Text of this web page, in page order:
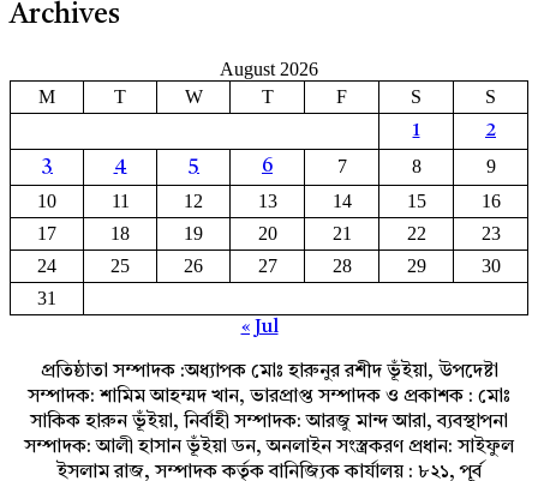
Archives
August 2026
M
T W T F S S
1
2
3
4 5 6 7 8
9
10
11 12 13 14 15
16
17
18 19 20 21 22
23
24
25 26 27 28 29
30
31
« Jul
প্রতিষ্ঠাতা সম্পাদক :অধ্যাপক মোঃ হারুনুর রশীদ ভূঁইয়া, উপদেষ্টা
সম্পাদক: শামিম আহম্মদ খান, ভারপ্রাপ্ত সম্পাদক ও প্রকাশক : মোঃ
সাকিক হারুন ভূঁইয়া, নির্বাহী সম্পাদক: আরজু মান্দ আরা, ব্যবস্থাপনা
সম্পাদক: আলী হাসান ভূঁইয়া ডন, অনলাইন সংস্ত্রকরণ প্রধান: সাইফুল
ইসলাম রাজ, সম্পাদক কর্তৃক বানিজ্যিক কার্যালয় : ৮২১, পূর্ব